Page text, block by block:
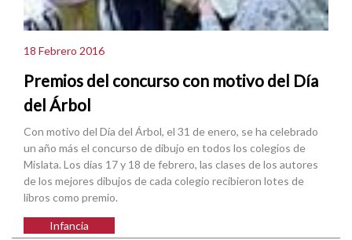
18 Febrero 2016
Premios del concurso con motivo del Día
del Árbol
Con motivo del Día del Árbol, el 31 de enero, se ha celebrado
un año más el concurso de dibujo en todos los colegios de
Mislata. Los días 17 y 18 de febrero, las clases de los autores
de los mejores dibujos de cada colegio recibieron lotes de
libros como premio.
Infancia